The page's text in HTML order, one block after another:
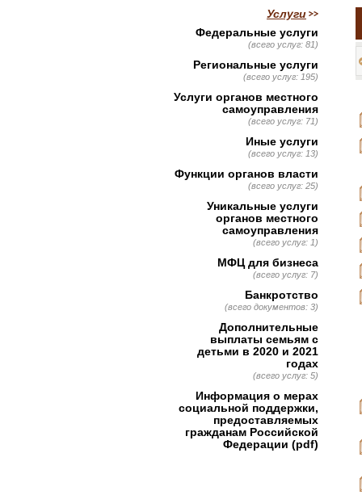
Услуги
Федеральные услуги
(всего услуг: 81)
Региональные услуги
(всего услуг: 195)
Услуги органов местного
самоуправления
(всего услуг: 71)
Иные услуги
(всего услуг: 13)
Функции органов власти
(всего услуг: 25)
Уникальные услуги
органов местного
самоуправления
(всего услуг: 1)
МФЦ для бизнеса
(всего услуг: 7)
Банкротство
(всего документов: 3)
Дополнительные
выплаты семьям с
детьми в 2020 и 2021
годах
(всего услуг: 5)
Информация о мерах
социальной поддержки,
предоставляемых
гражданам Российской
Федерации (pdf)